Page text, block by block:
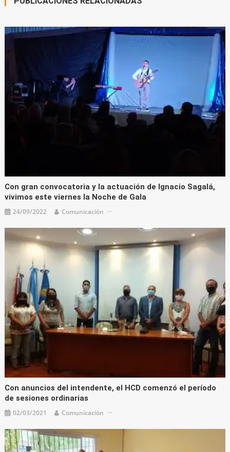
Con gran convocatoria y la actuación de Ignacio Sagalá,
vivimos este viernes la Noche de Gala
24/09/2022 Comunicación
Con anuncios del intendente, el HCD comenzó el período
de sesiones ordinarias
02/03/2021 Comunicación